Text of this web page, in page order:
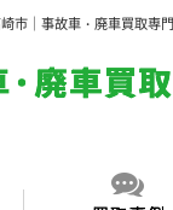
｜事故車・廃車買取専